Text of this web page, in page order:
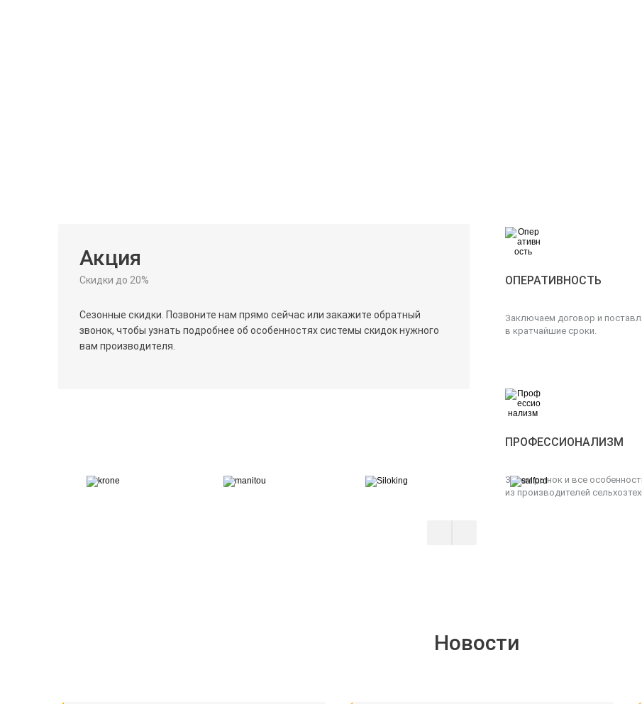
Акция
Скидки до 20%
Сезонные скидки. Позвоните нам прямо сейчас или закажите обратный
звонок, чтобы узнать подробнее об особенностях системы скидок нужного
вам производителя.
ОПЕРАТИВНОСТЬ
Заключаем договор и
в кратчайшие сроки.
ПРОФЕССИОНАЛИЗМ
Знаем рынок и все
из производителей
Новости